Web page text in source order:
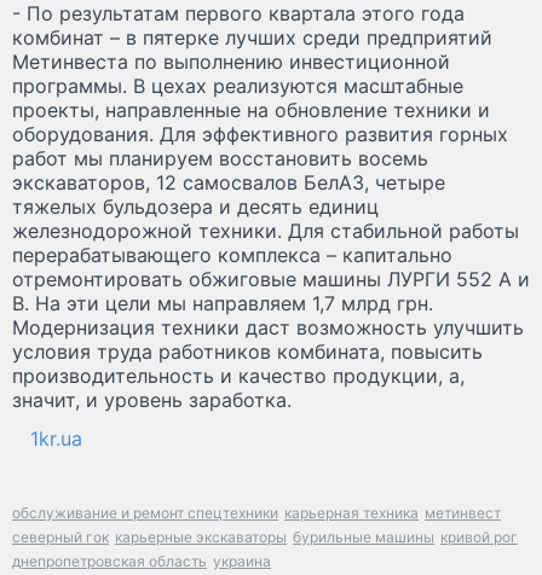
- По результатам первого квартала этого года
комбинат – в пятерке лучших среди предприятий
Метинвеста по выполнению инвестиционной
программы. В цехах реализуются масштабные
проекты, направленные на обновление техники и
оборудования. Для эффективного развития горных
работ мы планируем восстановить восемь
экскаваторов, 12 самосвалов БелАЗ, четыре
тяжелых бульдозера и десять единиц
железнодорожной техники. Для стабильной работы
перерабатывающего комплекса – капитально
отремонтировать обжиговые машины ЛУРГИ 552 А и
В. На эти цели мы направляем 1,7 млрд грн.
Модернизация техники даст возможность улучшить
условия труда работников комбината, повысить
производительность и качество продукции, а,
значит, и уровень заработка.
1kr.ua
обслуживание и ремонт спецтехники карьерная техника метинвест
северный гок карьерные экскаваторы бурильные машины кривой рог
днепропетровская область украина